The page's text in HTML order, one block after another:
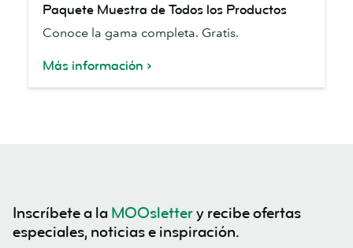
Muestra
los
Productos
Paquete Muestra de Todos los Productos
Conoce la gama completa. Gratis.
Más información
Inscríbete a la MOOslettery recibe ofertas
especiales, noticias e inspiración.